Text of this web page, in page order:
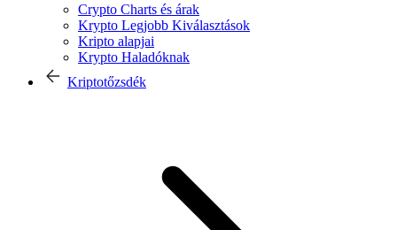
Crypto Charts és árak
Krypto Legjobb Kiválasztások
Kripto alapjai
Krypto Haladóknak
Kriptotőzsdék